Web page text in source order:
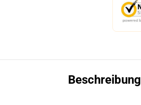
Beschreibung